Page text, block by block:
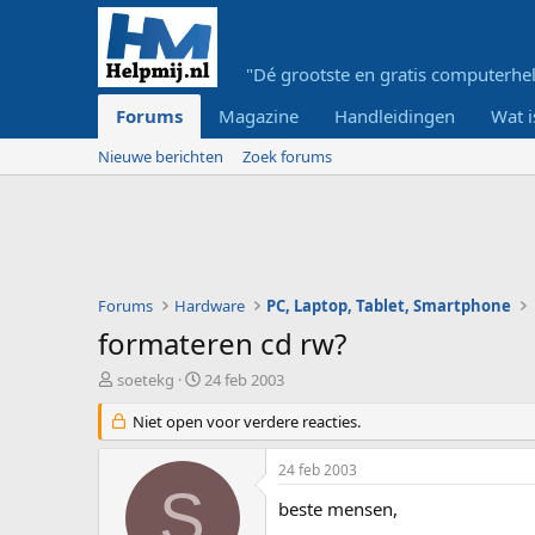
"Dé grootste en gratis
Forums
Magazine Handleidingen Wat
Nieuwe berichten Zoek forums
Forums Hardware PC, Laptop, Tablet, Smartphone
formateren cd rw?
O
d
e
soetekg
S
a
r
t
24 feb 2003
Niet open voor verdere reacties.
S
24 feb 2003
beste mensen,